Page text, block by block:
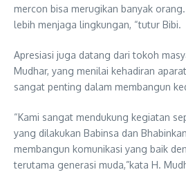
mercon bisa merugikan banyak
lebih menjaga lingkungan, “tutur Bibi.
Apresiasi juga datang dari tokoh
Mudhar, yang menilai kehadiran
sangat penting dalam membangun
“Kami sangat mendukung kegiatan
yang dilakukan Babinsa dan
membangun komunikasi yang baik
terutama generasi muda,”kata H.